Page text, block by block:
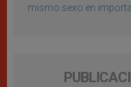
mismo sexo en